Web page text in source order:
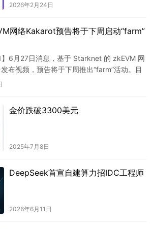
2026年2月24日
网络Kakarot预告将于下周启动“farm”
6月27日消息，基于 Starknet 的 zkEVM 网
布视频，预告将于下周推出“farm”活动。目
金价跌破3300美元
2025年7月8日
DeepSeek首宣自建算力招IDC工程师
2026年6月11日